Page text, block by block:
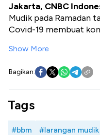
Jakarta, CNBC
Mudik pada Ramadan
Covid-19 membuat
Show More
Bagikan:
Tags
#bbm #larangan mudik